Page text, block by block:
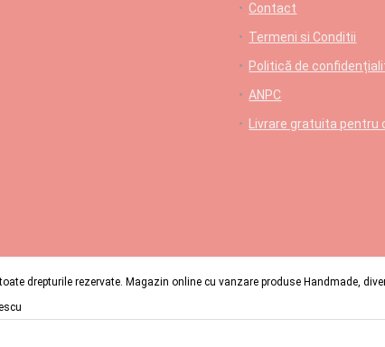
Contact
Termeni si Conditii
Politică de
ANPC
Livrare gratuita
drepturile rezervate. Magazin online cu vanzare produse Handmade,